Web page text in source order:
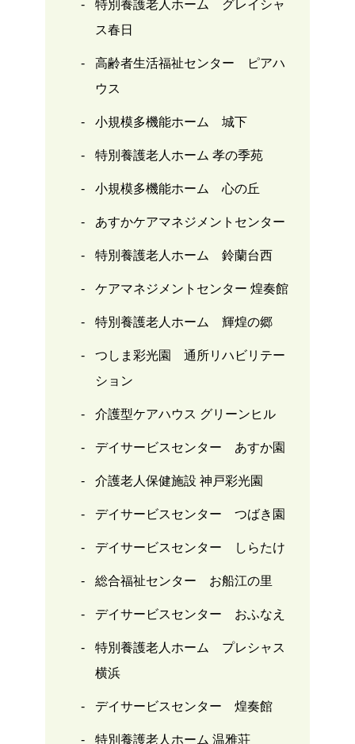
特別養護老人ホーム グレイシャ
ス春日
高齢者生活福祉センター ピアハ
ウス
小規模多機能ホーム 城下
特別養護老人ホーム 孝の季苑
小規模多機能ホーム 心の丘
あすかケアマネジメントセンター
特別養護老人ホーム 鈴蘭台西
ケアマネジメントセンター 煌奏館
特別養護老人ホーム 輝煌の郷
つしま彩光園 通所リハビリテー
ション
介護型ケアハウス グリーンヒル
デイサービスセンター あすか園
介護老人保健施設 神戸彩光園
デイサービスセンター つばき園
デイサービスセンター しらたけ
総合福祉センター お船江の里
デイサービスセンター おふなえ
特別養護老人ホーム プレシャス
横浜
デイサービスセンター 煌奏館
特別養護老人ホーム 温雅荘